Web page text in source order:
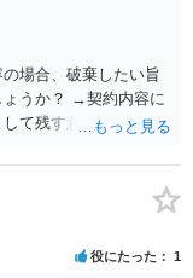
場合、破棄したい旨
ょうか？ →契約内容に
て残す意味で、書面
しょうか？ →企業側の
を受託する側のお立
企業側は報酬を支払う
提供する義務を負
思料いたします。
役にたった 1